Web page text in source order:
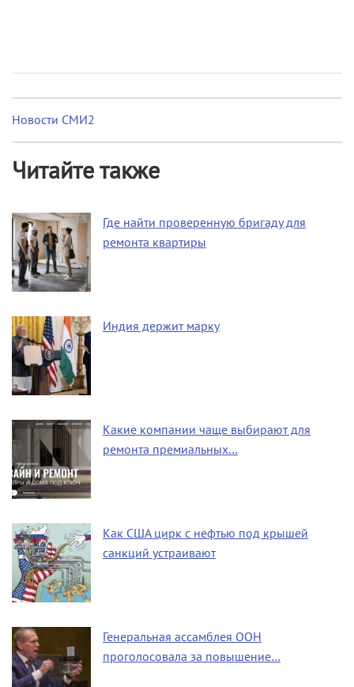
Новости СМИ2
Читайте также
Где найти проверенную бригаду для
ремонта квартиры
Индия держит марку
Какие компании чаще выбирают для
ремонта премиальных…
Как США цирк с нефтью под крышей
санкций устраивают
Генеральная ассамблея ООН
проголосовала за повышение…